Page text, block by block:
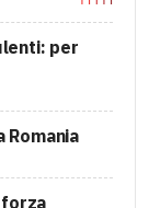
per
forza